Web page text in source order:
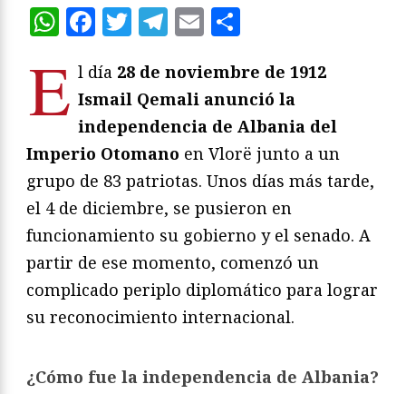
WhatsApp
Facebook
Twitter
Telegram
Email
E l día 28 de noviembre de 1912
Ismail Qemali anunció la
independencia de Albania del
Imperio Otomano en Vlorë junto a un
grupo de 83 patriotas. Unos días más tarde,
el 4 de diciembre, se pusieron en
funcionamiento su gobierno y el senado. A
partir de ese momento, comenzó un
complicado periplo diplomático para lograr
su reconocimiento internacional.
¿Cómo fue la independencia de Albania?